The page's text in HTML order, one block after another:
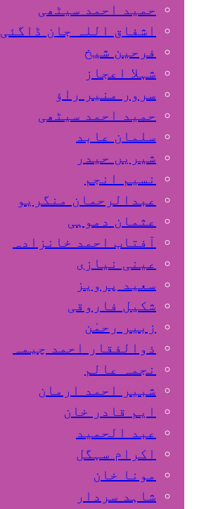
حمید احمد سیٹھی
اشفاق اللہ جان ڈاگئی
فرحین شیخ
شہلا اعجاز
سرور منیر راؤ
حمید احمد سیٹھی
سلمان عابد
شیریں حیدر
نسیم انجم
عبدالرحمان منگریو
عثمان دموہی
آفتاب احمد خانزادہ
عینی نیازی
سعید پرویز
شکیل فاروقی
زبیر رحمٰن
ذوالفقار احمد چیمہ
نجمہ عالم
شبیر احمد ارمان
ایم قادر خان
عبد الحمید
اکرام سہگل
مونا خان
شاہد سردار